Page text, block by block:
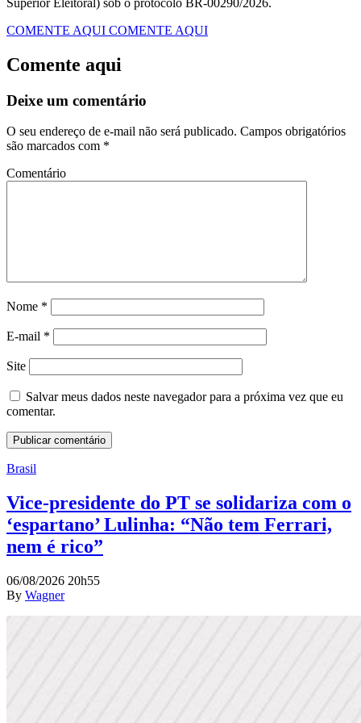
COMENTE AQUI COMENTE AQUI
Comente aqui
Deixe um comentário
O seu endereço de e-mail não será publicado. Campos obrigatórios
são marcados com *
Comentário
Nome *
E-mail *
Site
Salvar meus dados neste navegador para a próxima vez que eu
comentar.
Brasil
Vice-presidente do PT se solidariza com o
‘espartano’ Lulinha: “Não tem Ferrari,
nem é rico”
06/08/2026 20h55
By Wagner